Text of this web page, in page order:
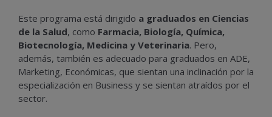
Este programa está dirigido a graduados en Ciencias
de la Salud, como Farmacia, Biología, Química,
Biotecnología, Medicina y Veterinaria. Pero,
además, también es adecuado para graduados en ADE,
Marketing, Económicas, que sientan una inclinación por la
especialización en Business y se sientan atraídos por el
sector.